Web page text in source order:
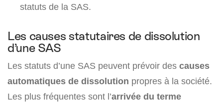
statuts de la SAS.
Les causes statutaires de dissolution
d’une SAS
Les statuts d’une SAS peuvent prévoir des causes
automatiques de dissolution propres à la société.
Les plus fréquentes sont l’arrivée du terme